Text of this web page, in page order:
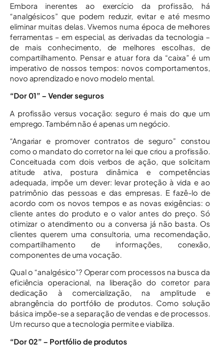
Embora inerentes ao exercício da profissão, há
“analgésicos” que podem reduzir, evitar e até mesmo
eliminar muitas delas. Vivemos numa época de melhores
ferramentas – em especial, as derivadas da tecnologia –
de mais conhecimento, de melhores escolhas, de
compartilhamento. Pensar e atuar fora da “caixa” é um
imperativo de nossos tempos: novos comportamentos,
novo aprendizado e novo modelo mental.
“Dor 01” – Vender seguros
A profissão versus vocação: seguro é mais do que um
emprego. Também não é apenas um negócio.
“Angariar e promover contratos de seguro” constou
como o mandato do corretor na lei que criou a profissão.
Conceituada com dois verbos de ação, que solicitam
atitude ativa, postura dinâmica e competências
adequada, impõe um dever: levar proteção à vida e ao
patrimônio das pessoas e das empresas. E fazê-lo de
acordo com os novos tempos e as novas exigências: o
cliente antes do produto e o valor antes do preço. Só
otimizar o atendimento ou a conversa já não basta. Os
clientes querem uma consultoria, uma recomendação,
compartilhamento de informações, conexão,
componentes de uma vocação.
Qual o “analgésico”? Operar com processos na busca da
eficiência operacional, na liberação do corretor para
dedicação à comercialização, na amplitude e
abrangência do portfólio de produtos. Como solução
básica impõe-se a separação de vendas e de processos.
Um recurso que a tecnologia permite e viabiliza.
“Dor 02” – Portfólio de produtos